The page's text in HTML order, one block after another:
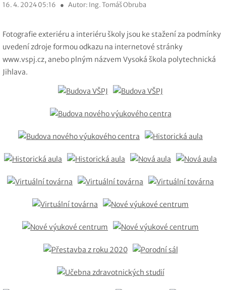
16. 4. 2024 05:16 ● Autor: Ing. Tomáš Obruba
Fotografie exteriéru a interiéru školy jsou ke stažení za podmínky
uvedení zdroje formou odkazu na internetové stránky
www.vspj.cz, anebo plným názvem Vysoká škola polytechnická
Jihlava.